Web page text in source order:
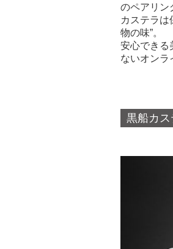
のペアリン
カステラは
物の味”。
安心できる
ないオンラ
黒船カ